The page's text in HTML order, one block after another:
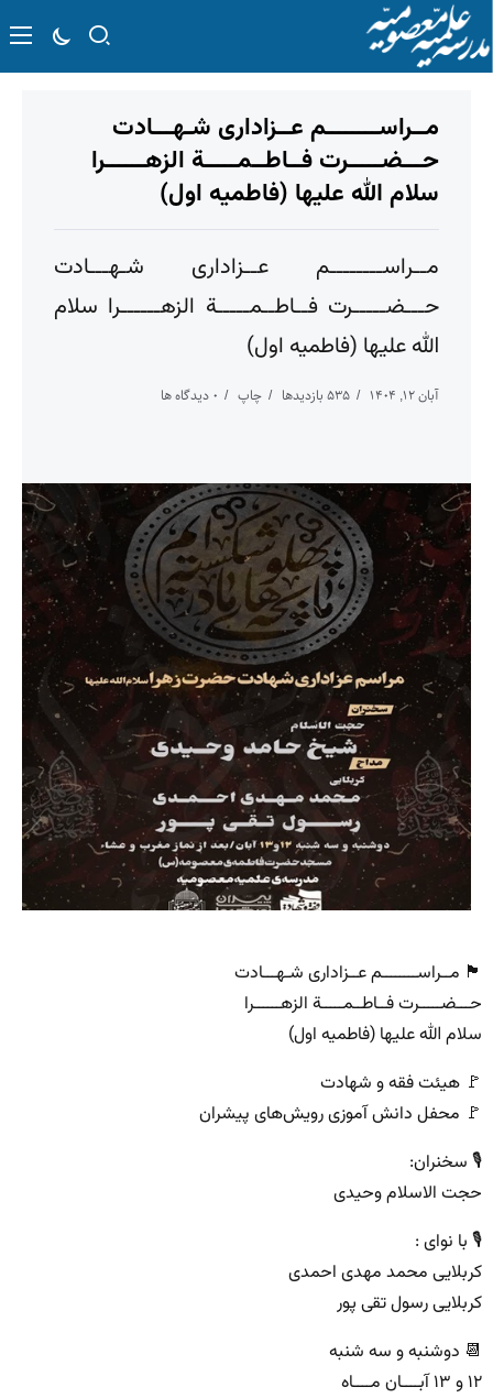
مــراســــــــم عــزاداری شـهـــادت
حـــضـــــرت فــاطــمـــــة الزهــــــرا
سلام الله علیها (فاطميه اول)
مــراســــــــم عــزاداری شـهـــادت
حـــضـــــرت فــاطــمـــــة الزهــــــرا سلام
الله علیها (فاطميه اول)
آبان ۱۲, ۱۴۰۴ ۵۳۵ بازدیدها چاپ ۰ دیدگاه ها
🏴 مــراســــــــم عــزاداری شـهـــادت
حـــضـــــرت فــاطــمـــــة الزهــــــرا
سلام الله علیها (فاطميه اول)
🚩 هیئت فقه و شهادت
🚩 محفل دانش آموزی رویش‌های پیشران
🎙 سخنران:
حجت الاسلام وحیدی
🎙 با نوای :
کربلایی محمد مهدی احمدی
کربلایی رسول تقی پور
📆 دوشنبه و سه شنبه
۱۲ و ۱۳ آبــــان مــــاه